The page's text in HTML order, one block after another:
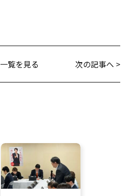
一覧を見る 次の記事へ >